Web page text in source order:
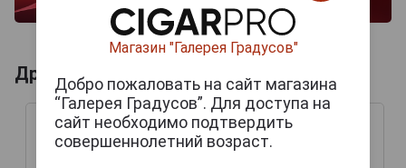
Другие продукты бренда HARVIESTOUN
Магазин "Галерея Градусов"
Добро пожаловать на сайт магазина
“Галерея Градусов”. Для доступа на
сайт необходимо подтвердить
совершеннолетний возраст.